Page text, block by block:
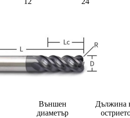
Външен
диаметър
Дължина